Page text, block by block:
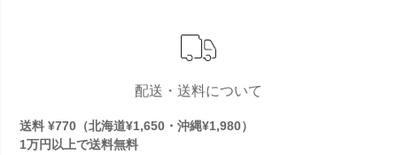
配送・送料について
送料 ¥770（北海道¥1,650・沖縄¥1,980）
1万円以上で送料無料